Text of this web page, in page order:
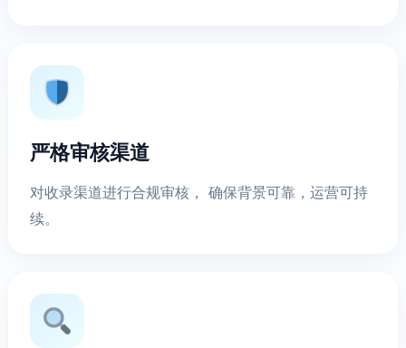
严格审核渠道
对收录渠道进行合规审核， 确保背景可靠，运营可持
续。